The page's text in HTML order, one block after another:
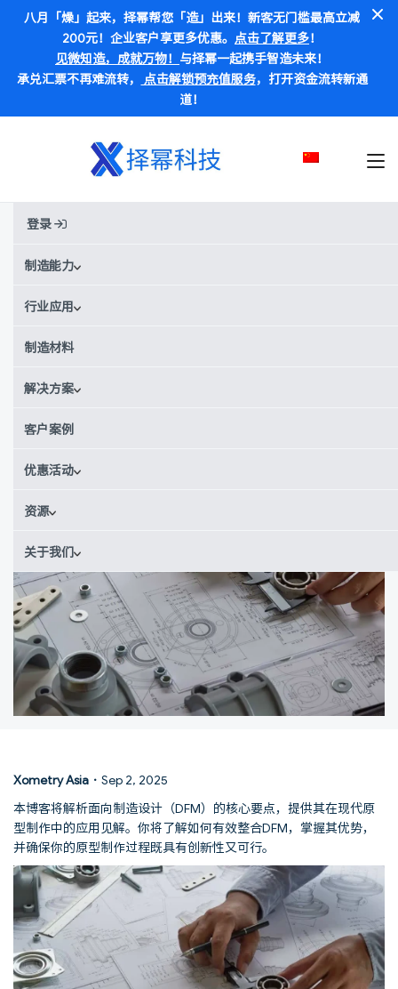
八月「燥」起来，择幂帮您「造」出来！新客无门槛最高立减
200元！企业客户享更多优惠。 点击了解更多！
见微知造，成就万物！ 与择幂一起携手智造未来！
承兑汇票不再难流转， 点击解锁预充值服务，打开资金流转新通
道！
登录
制造能力
行业应用
制造材料
解决方案
客户案例
优惠活动
资源
关于我们
Home»
如何通过面向制造设计（DFM）
提升原型制作
DFM优化设计流程，提高原型效率，降低成本，保障产品功能与可
制造性。
Xometry Asia · Sep 2, 2025
本博客将解析面向制造设计（DFM）的核心要点，提供其在现代原
型制作中的应用见解。你将了解如何有效整合DFM，掌握其优势，
并确保你的原型制作过程既具有创新性又可行。